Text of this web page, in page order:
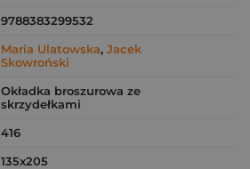
9788383299532
Maria Ulatowska, Jacek
Skowroński
Okładka broszurowa ze
skrzydełkami
416
135x205